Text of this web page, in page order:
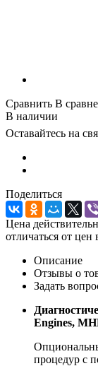
Сравнить В
В наличии
Оставайтесь на
Поделиться
Цена
отличаться от
Описание
Отзывы о
Задать
Engines,
процедур с